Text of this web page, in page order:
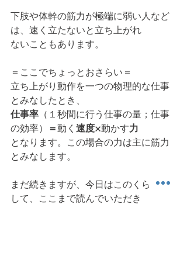
下肢や体幹の筋力が極端に弱い人など
は、速く立たないと立ち上がれ
ないこともあります。
＝ここでちょっとおさらい＝
立ち上がり動作を一つの物理的な仕事
とみなしたとき、
仕事率 （１秒間に行う仕事の量；仕事
の効率）
＝動く 速度×動かす力
となります。この場合の力は主に筋力
とみなします。
まだ続きますが、今日はこのくらいに
して、ここまで読んでいただき